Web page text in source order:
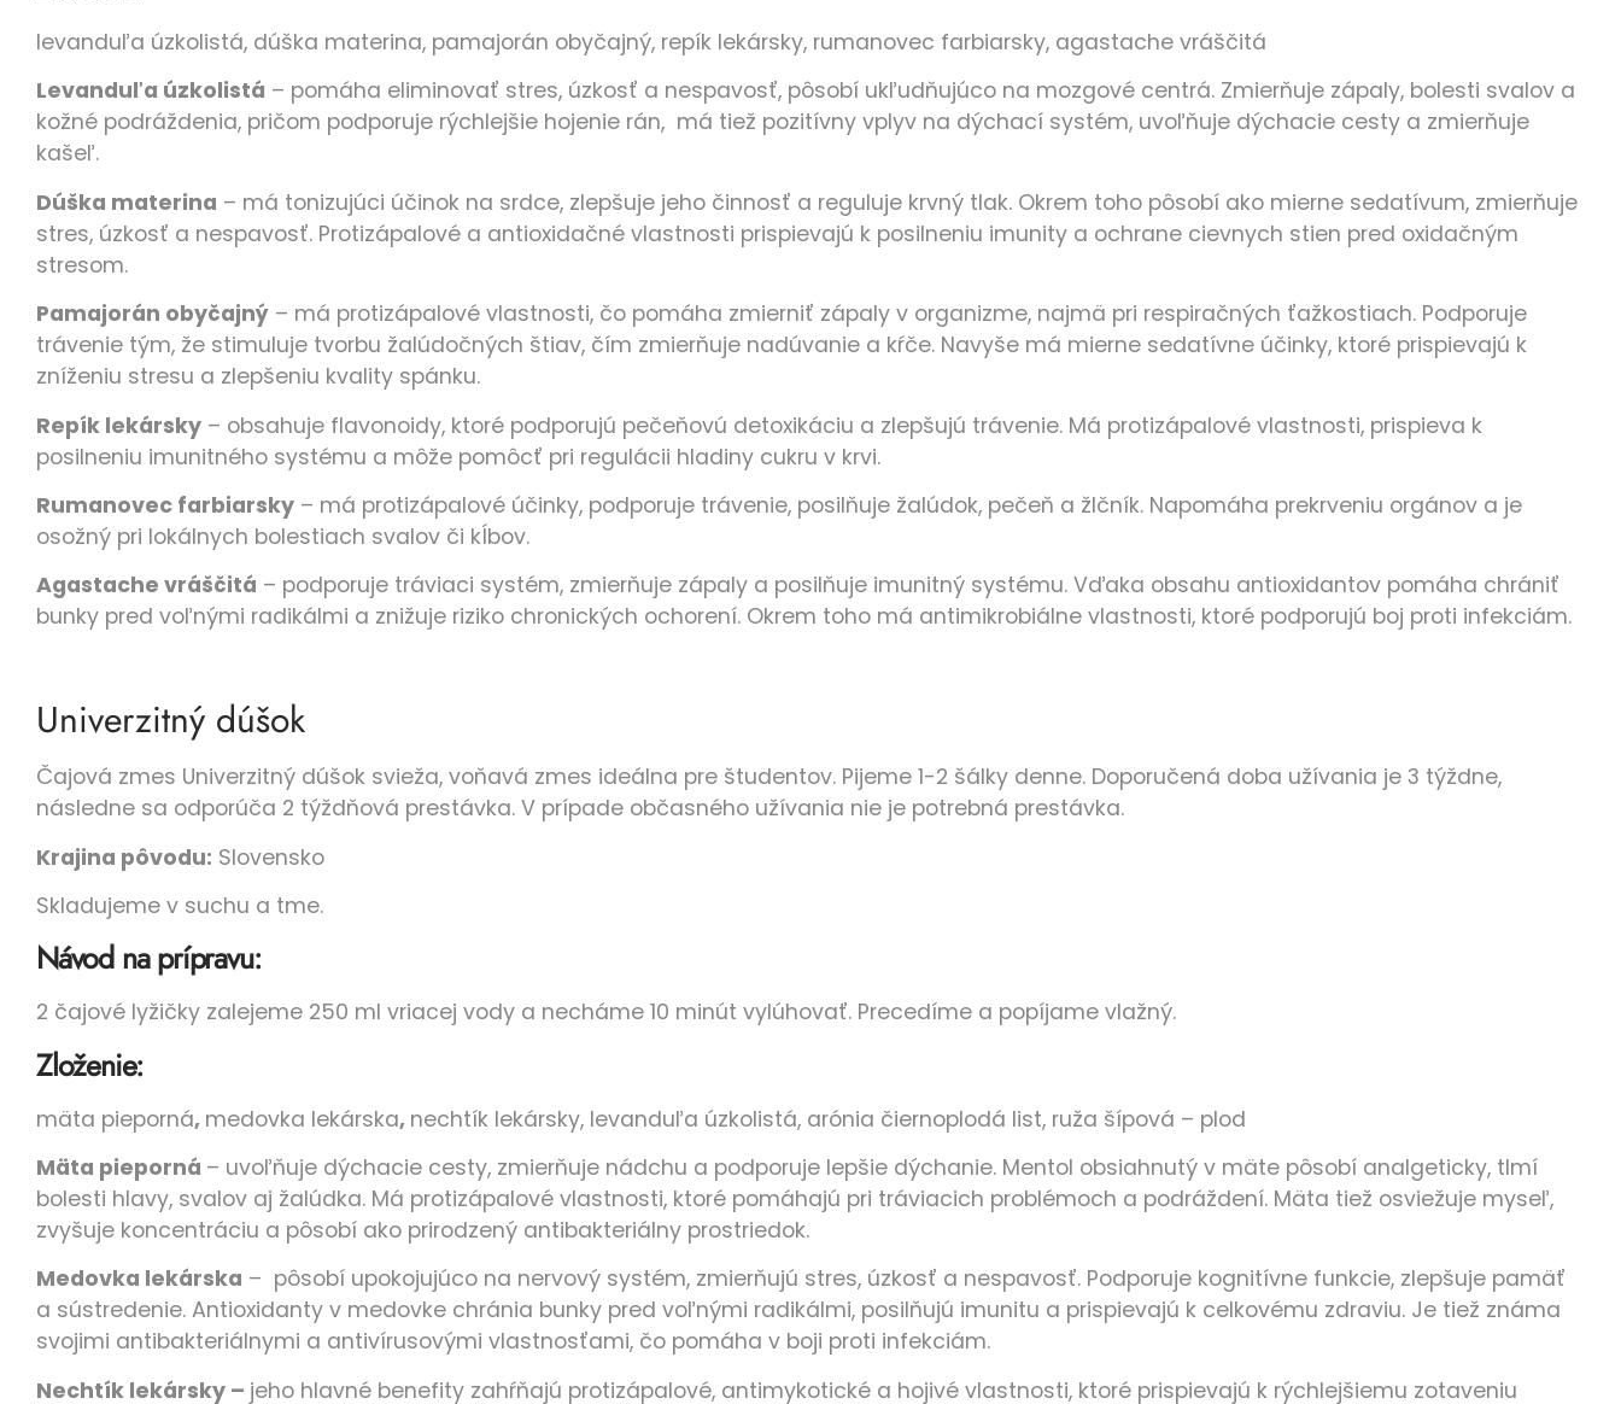
levanduľa úzkolistá, dúška materina, pamajorán obyčajný, repík lekársky, rumanovec farbiarsky, agastache vráščitá
Levanduľa úzkolistá – pomáha eliminovať stres, úzkosť a nespavosť, pôsobí ukľudňujúco na mozgové centrá. Zmierňuje zápaly, bolesti svalov a
kožné podráždenia, pričom podporuje rýchlejšie hojenie rán, má tiež pozitívny vplyv na dýchací systém, uvoľňuje dýchacie cesty a zmierňuje
kašeľ.
Dúška materina – má tonizujúci účinok na srdce, zlepšuje jeho činnosť a reguluje krvný tlak. Okrem toho pôsobí ako mierne sedatívum, zmierňuje
stres, úzkosť a nespavosť. Protizápalové a antioxidačné vlastnosti prispievajú k posilneniu imunity a ochrane cievnych stien pred oxidačným
stresom.
Pamajorán obyčajný – má protizápalové vlastnosti, čo pomáha zmierniť zápaly v organizme, najmä pri respiračných ťažkostiach. Podporuje
trávenie tým, že stimuluje tvorbu žalúdočných štiav, čím zmierňuje nadúvanie a kŕče. Navyše má mierne sedatívne účinky, ktoré prispievajú k
zníženiu stresu a zlepšeniu kvality spánku.
Repík lekársky – obsahuje flavonoidy, ktoré podporujú pečeňovú detoxikáciu a zlepšujú trávenie. Má protizápalové vlastnosti, prispieva k
posilneniu imunitného systému a môže pomôcť pri regulácii hladiny cukru v krvi.
Rumanovec farbiarsky – má protizápalové účinky, podporuje trávenie, posilňuje žalúdok, pečeň a žlčník. Napomáha prekrveniu orgánov a je
osožný pri lokálnych bolestiach svalov či kĺbov.
Agastache vráščitá – podporuje tráviaci systém, zmierňuje zápaly a posilňuje imunitný systému. Vďaka obsahu antioxidantov pomáha chrániť
bunky pred voľnými radikálmi a znižuje riziko chronických ochorení. Okrem toho má antimikrobiálne vlastnosti, ktoré podporujú boj proti infekciám.
Univerzitný dúšok
Čajová zmes Univerzitný dúšok svieža, voňavá zmes ideálna pre študentov. Pijeme 1-2 šálky denne. Doporučená doba užívania je 3 týždne,
následne sa odporúča 2 týždňová prestávka. V prípade občasného užívania nie je potrebná prestávka.
Krajina pôvodu: Slovensko
Skladujeme v suchu a tme.
Návod na prípravu:
2 čajové lyžičky zalejeme 250 ml vriacej vody a necháme 10 minút vylúhovať. Precedíme a popíjame vlažný.
Zloženie:
mäta pieporná, medovka lekárska, nechtík lekársky, levanduľa úzkolistá, arónia čiernoplodá list, ruža šípová – plod
Mäta pieporná – uvoľňuje dýchacie cesty, zmierňuje nádchu a podporuje lepšie dýchanie. Mentol obsiahnutý v mäte pôsobí analgeticky, tlmí
bolesti hlavy, svalov aj žalúdka. Má protizápalové vlastnosti, ktoré pomáhajú pri tráviacich problémoch a podráždení. Mäta tiež osviežuje myseľ,
zvyšuje koncentráciu a pôsobí ako prirodzený antibakteriálny prostriedok.
Medovka lekárska – pôsobí upokojujúco na nervový systém, zmierňujú stres, úzkosť a nespavosť. Podporuje kognitívne funkcie, zlepšuje pamäť
a sústredenie. Antioxidanty v medovke chránia bunky pred voľnými radikálmi, posilňujú imunitu a prispievajú k celkovému zdraviu. Je tiež známa
svojimi antibakteriálnymi a antivírusovými vlastnosťami, čo pomáha v boji proti infekciám.
Nechtík lekársky – jeho hlavné benefity zahŕňajú protizápalové, antimykotické a hojivé vlastnosti, ktoré prispievajú k rýchlejšiemu zotaveniu